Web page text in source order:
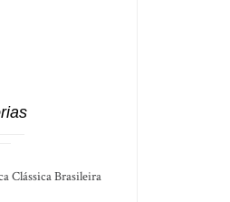
Clássica Brasileira